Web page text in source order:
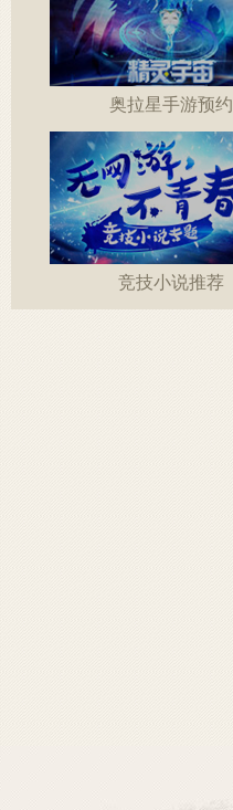
奥拉星手游预约
竞技小说推荐